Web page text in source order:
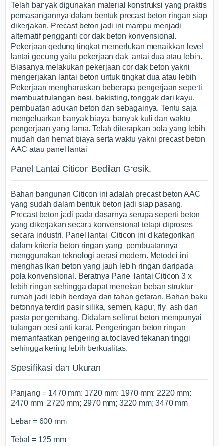
Telah banyak digunakan material konstruksi yang praktis
pemasangannya dalam bentuk precast beton ringan siap
dikerjakan. Precast beton jadi ini mampu menjadi
alternatif pengganti cor dak beton konvensional.
Pekerjaan gedung tingkat memerlukan menaikkan level
lantai gedung yaitu pekerjaan dak lantai dua atau lebih.
Biasanya melakukan pekerjaan cor dak beton yakni
mengerjakan lantai beton untuk tingkat dua atau lebih.
Pekerjaan mengharuskan beberapa pengerjaan seperti
membuat tulangan besi, bekisting, tonggak dari kayu,
pembuatan adukan beton dan sebagainya. Tentu saja
mengeluarkan banyak biaya, banyak kuli dan waktu
pengerjaan yang lama. Telah diterapkan pola yang lebih
mudah dan hemat biaya serta waktu yakni precast beton
AAC atau panel lantai.
Panel Lantai Citicon Bedilan Gresik.
Bahan bangunan Citicon ini adalah precast beton AAC
yang sudah dalam bentuk beton jadi siap pasang.
Precast beton jadi pada dasarnya serupa seperti beton
yang dikerjakan secara konvensional tetapi diproses
secara industri. Panel lantai Citicon ini dikategorikan
dalam kriteria beton ringan yang pembuatannya
menggunakan teknologi aerasi modern. Metodei ini
menghasilkan beton yang jauh lebih ringan daripada
pola konvensional. Beratnya Panel lantai Citicon 3 x
lebih ringan sehingga dapat menekan beban struktur
rumah jadi lebih berdaya dan tahan getaran. Bahan baku
betonnya terdiri pasir silika, semen, kapur, fly ash dan
pasta pengembang. Didalam selimut beton mempunyai
tulangan besi anti karat. Pengeringan beton ringan
memanfaatkan pengering autoclaved tekanan tinggi
sehingga kering lebih berkualitas.
Spesifikasi dan Ukuran
Panjang = 1470 mm; 1720 mm; 1970 mm; 2220 mm;
2470 mm; 2720 mm; 2970 mm; 3220 mm; 3470 mm
Lebar = 600 mm
Tebal = 125 mm